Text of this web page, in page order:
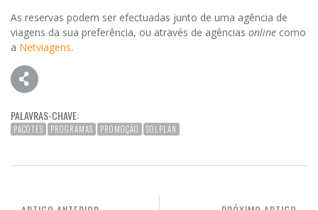
As reservas podem ser efectuadas junto de uma agência de
viagens da sua preferência, ou através de agências online como
a Netviagens.
PALAVRAS-CHAVE:
PACOTES PROGRAMAS PROMOÇÃO SOLPLAN